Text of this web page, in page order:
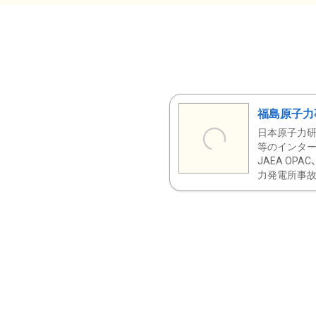
福島原子
日本原子力
等のインタ
JAEA OPAC
力発電所事